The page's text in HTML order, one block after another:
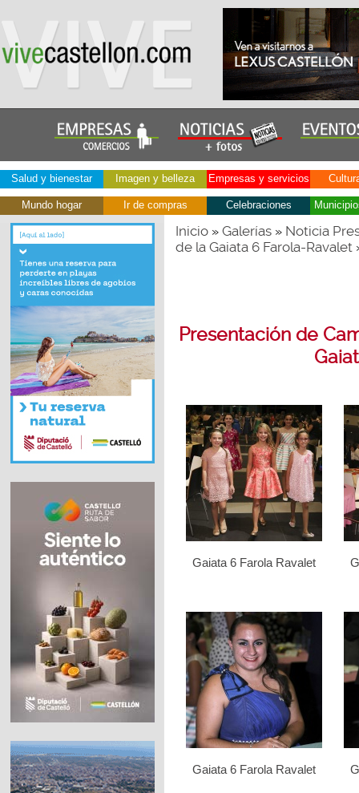
Salud y bienestar Imagen y belleza Empresas y servicios
Mundo hogar Ir de compras Celebraciones
Inicio» Galerías» Noticia
de la Gaiata 6 Farola-Ravalet
Presentación de
Gaiata 6 Farola Ravalet
Gaiata 6 Farola Ravalet